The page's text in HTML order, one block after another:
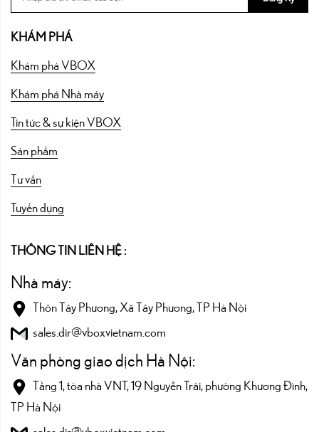
KHÁM PHÁ
Khám phá VBOX
Khám phá Nhà máy
Tin tức & sự kiện VBOX
Sản phẩm
Tư vấn
Tuyển dụng
THÔNG TIN LIÊN HỆ :
Nhà máy:
Thôn Tây Phương, Xã Tây Phương, TP Hà Nội
sales.dir@vboxvietnam.com
Văn phòng giao dịch Hà Nội:
Tầng 1, tòa nhà VNT, 19 Nguyễn Trãi, phường Khương Đình,
TP Hà Nội